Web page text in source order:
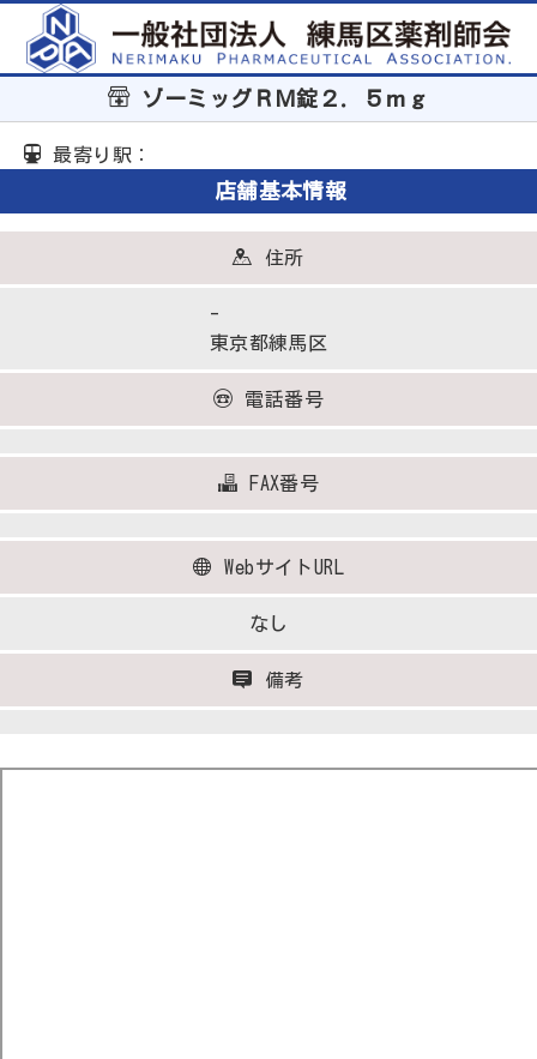
ゾーミッグＲＭ錠２．５ｍｇ
最寄り駅：
店舗基本情報
住所
-
東京都練馬区
電話番号
FAX番号
WebサイトURL
なし
備考